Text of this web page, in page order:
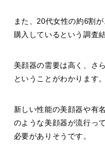
また、20代女性の約6割
購入しているという調査
美顔器の需要は高く、さ
ということがわかります。
新しい性能の美顔器や有
のような美顔器が流行っ
必要がありそうです。